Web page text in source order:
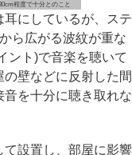
程度で十分とのこと
にしているが、ステ
ら広がる波紋が重な
ント)で音楽を聴いて
壁などに反射した間
を十分に聴き取れな
設置し、部屋に影響